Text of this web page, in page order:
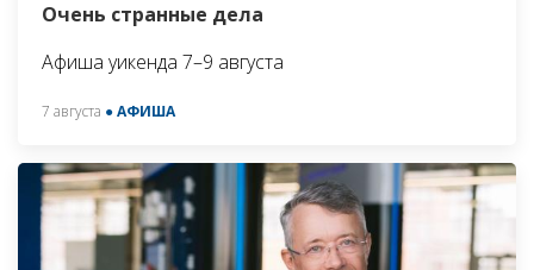
Очень странные дела
Афиша уикенда 7–9 августа
7 августа ● АФИША